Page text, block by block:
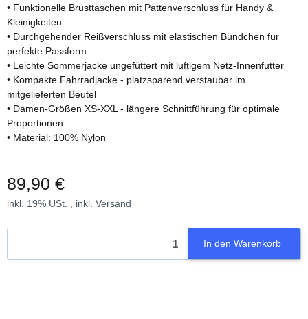
• Funktionelle Brusttaschen mit Pattenverschluss für Handy &
Kleinigkeiten
• Durchgehender Reißverschluss mit elastischen Bündchen für
perfekte Passform
• Leichte Sommerjacke ungefüttert mit luftigem Netz-Innenfutter
• Kompakte Fahrradjacke - platzsparend verstaubar im
mitgelieferten Beutel
• Damen-Größen XS-XXL - längere Schnittführung für optimale
Proportionen
• Material: 100% Nylon
89,90 €
inkl. 19% USt. , inkl. Versand
In den Warenkorb